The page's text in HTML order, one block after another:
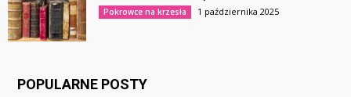
Pokrowce na krzesła 1 października 2025
POPULARNE POSTY